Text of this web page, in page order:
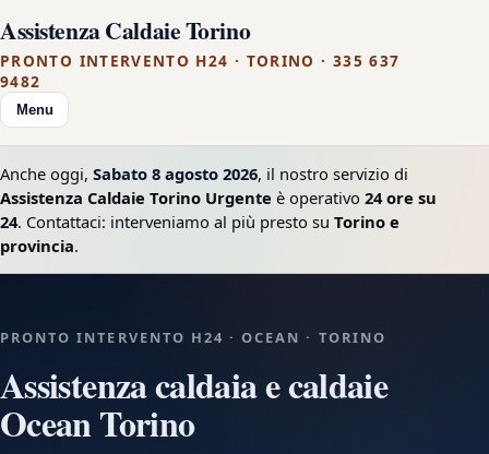
Assistenza Caldaie Torino
PRONTO INTERVENTO H24 · TORINO · 335 637
9482
Menu
Anche oggi, Sabato 8 agosto 2026, il nostro servizio di
Assistenza Caldaie Torino Urgente è operativo 24 ore su
24. Contattaci: interveniamo al più presto su Torino e
provincia.
PRONTO INTERVENTO H24 · OCEAN · TORINO
Assistenza caldaia e caldaie
Ocean Torino